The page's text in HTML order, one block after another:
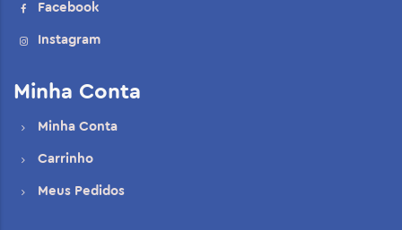
Facebook
Instagram
Minha Conta
Minha Conta
Carrinho
Meus Pedidos